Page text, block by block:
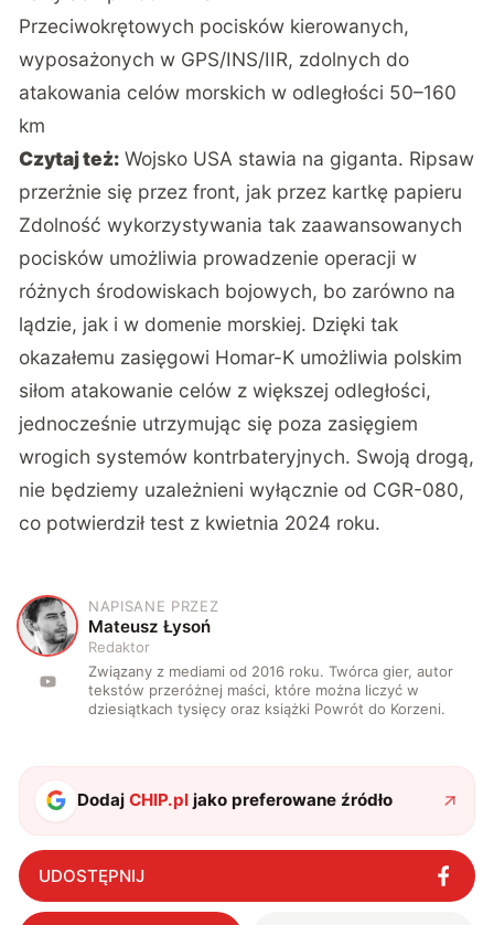
Przeciwokrętowych pocisków kierowanych,
wyposażonych w GPS/INS/IIR, zdolnych do
atakowania celów morskich w odległości 50–160
km
Czytaj też: Wojsko USA stawia na giganta. Ripsaw
przerżnie się przez front, jak przez kartkę papieru
Zdolność wykorzystywania tak zaawansowanych
pocisków umożliwia prowadzenie operacji w
różnych środowiskach bojowych, bo zarówno na
lądzie, jak i w domenie morskiej. Dzięki tak
okazałemu zasięgowi Homar-K umożliwia polskim
siłom atakowanie celów z większej odległości,
jednocześnie utrzymując się poza zasięgiem
wrogich systemów kontrbateryjnych. Swoją drogą,
nie będziemy uzależnieni wyłącznie od CGR-080,
co potwierdziłtest z kwietnia 2024 roku.
M
NAPISANE PRZEZ
Mateusz Łysoń
Redaktor
Związany z mediami od 2016 roku. Twórca gier, autor
tekstów przeróżnej maści, które można liczyć w
dziesiątkach tysięcy oraz książki Powrót do Korzeni.
DodajCHIP.pl jako preferowane źródło
UDOSTĘPNIJ